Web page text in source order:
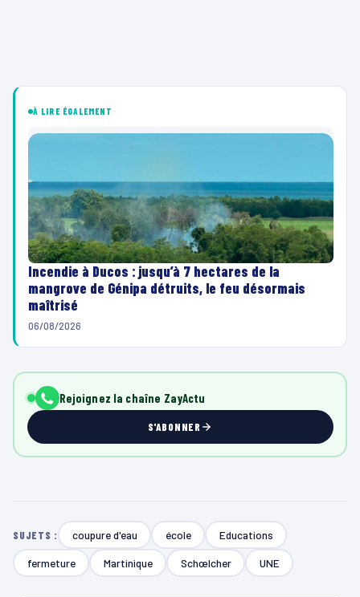
À LIRE ÉGALEMENT
Incendie à Ducos : jusqu’à 7 hectares de la
mangrove de Génipa détruits, le feu désormais
maîtrisé
06/08/2026
Rejoignez la chaîne ZayActu
S'ABONNER
SUJETS : coupure d'eau école Educations
fermeture Martinique Schœlcher UNE